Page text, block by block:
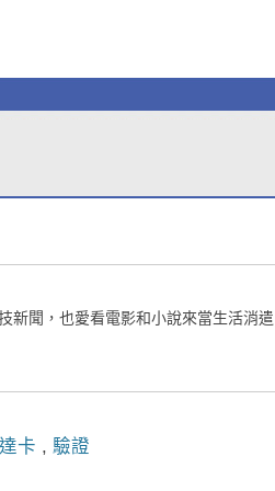
新聞，也愛看電影和小說來當生活消
卡 , 驗證